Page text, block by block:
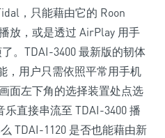
，只能藉由它的 Roon
放，或是透过 AirPlay 用手
。TDAI-3400 最新版的韧体
，用户只需依照平常用手机
面左下角的选择装置处点选
直接串流至 TDAI-3400 播
TDAI-1120 是否也能藉由新